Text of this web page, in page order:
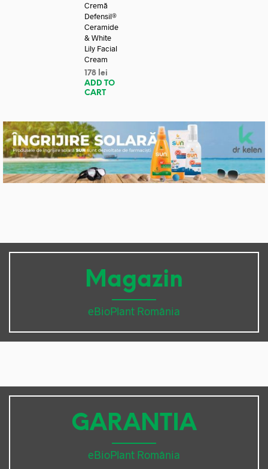
Cremă
Defensil®
Ceramide
& White
Lily Facial
Cream
178 lei
ADD TO
CART
Magazin
eBioPlant România
GARANTIA
eBioPlant România